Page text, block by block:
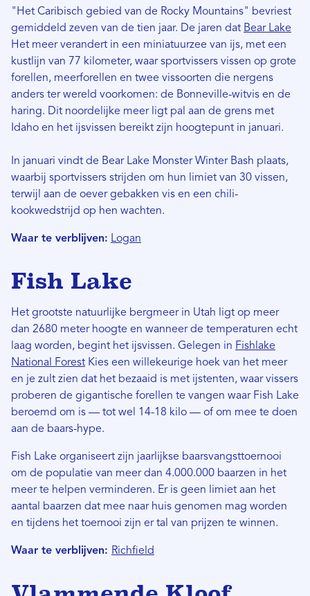
"Het Caribisch gebied van de Rocky Mountains" bevriest
gemiddeld zeven van de tien jaar. De jaren dat Bear Lake
Het meer verandert in een miniatuurzee van ijs, met een
kustlijn van 77 kilometer, waar sportvissers vissen op grote
forellen, meerforellen en twee vissoorten die nergens
anders ter wereld voorkomen: de Bonneville-witvis en de
haring. Dit noordelijke meer ligt pal aan de grens met
Idaho en het ijsvissen bereikt zijn hoogtepunt in januari.
In januari vindt de Bear Lake Monster Winter Bash plaats,
waarbij sportvissers strijden om hun limiet van 30 vissen,
terwijl aan de oever gebakken vis en een chili-
kookwedstrijd op hen wachten.
Waar te verblijven: Logan
Fish Lake
Het grootste natuurlijke bergmeer in Utah ligt op meer
dan 2680 meter hoogte en wanneer de temperaturen echt
laag worden, begint het ijsvissen. Gelegen in Fishlake
National Forest Kies een willekeurige hoek van het meer
en je zult zien dat het bezaaid is met ijstenten, waar vissers
proberen de gigantische forellen te vangen waar Fish Lake
beroemd om is — tot wel 14-18 kilo — of om mee te doen
aan de baars-hype.
Fish Lake organiseert zijn jaarlijkse baarsvangsttoernooi
om de populatie van meer dan 4.000.000 baarzen in het
meer te helpen verminderen. Er is geen limiet aan het
aantal baarzen dat mee naar huis genomen mag worden
en tijdens het toernooi zijn er tal van prijzen te winnen.
Waar te verblijven: Richfield